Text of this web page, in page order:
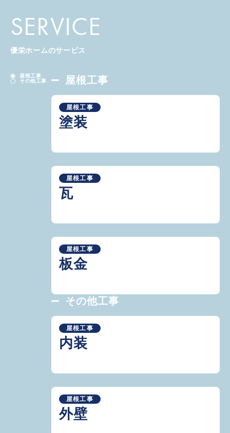
SERVICE
優栄ホームのサービス
屋根工事
その他工事
屋根工事
屋根工事
塗装
屋根工事
瓦
屋根工事
板金
その他工事
屋根工事
内装
屋根工事
外壁